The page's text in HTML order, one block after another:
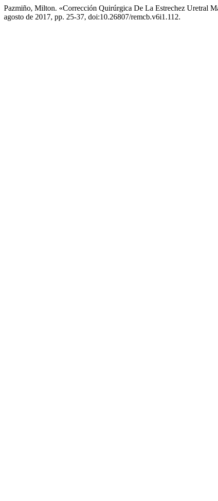
Pazmiño, Milton. «Corrección Quirúrgica De La Estrechez Uretral
agosto de 2017, pp. 25-37, doi:10.26807/remcb.v6i1.112.